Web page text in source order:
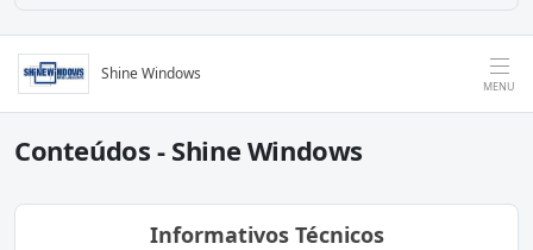
Shine Windows
MENU
Conteúdos - Shine Windows
Informativos Técnicos